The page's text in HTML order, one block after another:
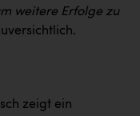
weitere Erfolge zu
zeigt ein